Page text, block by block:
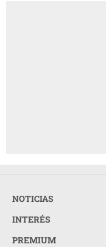
NOTICIAS
INTERÉS
PREMIUM